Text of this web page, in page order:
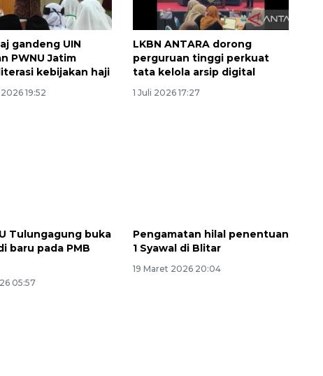
gandeng UIN
PWNU Jatim
kebijakan haji
19:52
LKBN ANTARA dorong
perguruan tinggi perkuat
tata kelola arsip digital
1 Juli 2026 17:27
Tulungagung buka
baru pada PMB
05:57
Pengamatan hilal penentuan
1 Syawal di Blitar
19 Maret 2026 20:04